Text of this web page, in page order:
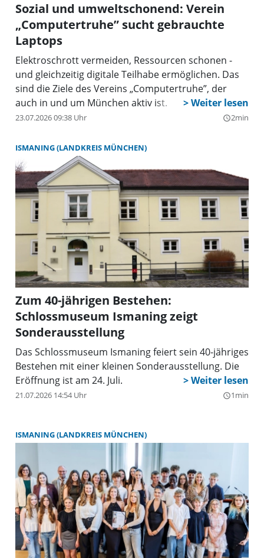
Sozial und umweltschonend: Verein
„Computertruhe” sucht gebrauchte
Laptops
Elektroschrott vermeiden, Ressourcen schonen -
und gleichzeitig digitale Teilhabe ermöglichen. Das
sind die Ziele des Vereins „Computertruhe”, der
auch in und um München aktiv ist.
23.07.2026 09:38 Uhr query_builder2min
ISMANING (LANDKREIS MÜNCHEN)
Zum 40-jährigen Bestehen:
Schlossmuseum Ismaning zeigt
Sonderausstellung
Das Schlossmuseum Ismaning feiert sein 40-jähriges
Bestehen mit einer kleinen Sonderausstellung. Die
Eröffnung ist am 24. Juli.
21.07.2026 14:54 Uhr query_builder1min
ISMANING (LANDKREIS MÜNCHEN)